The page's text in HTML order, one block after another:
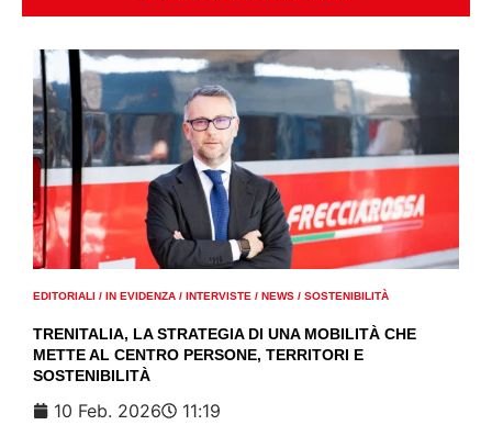
EDITORIALI / IN EVIDENZA / INTERVISTE / NEWS / SOSTENIBILITÀ
TRENITALIA, LA STRATEGIA DI UNA MOBILITÀ CHE
METTE AL CENTRO PERSONE, TERRITORI E
SOSTENIBILITÀ
10 Feb. 2026 11:19